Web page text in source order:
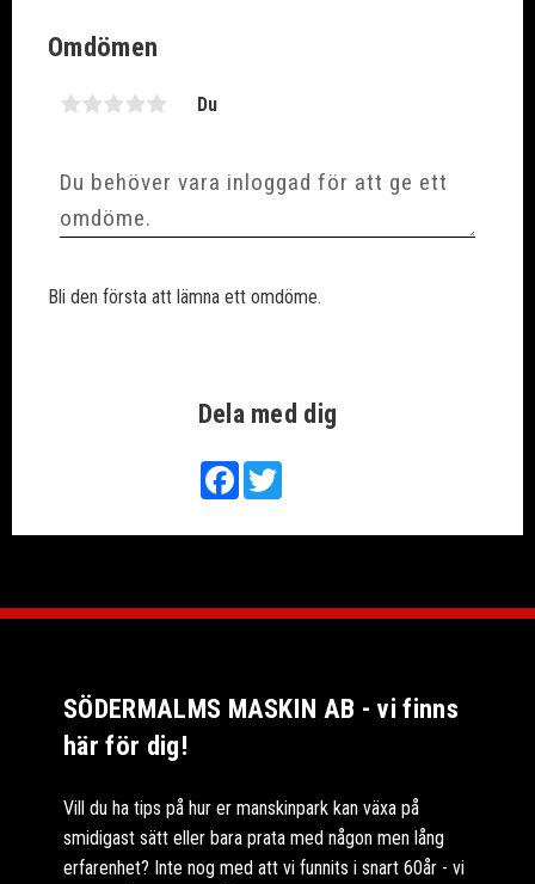
Dela med dig
FacebookTwitter
Omdömen
Du
Bli den första att lämna ett omdöme.
SÖDERMALMS MASKIN AB - vi finns
här för dig!
Vill du ha tips på hur er manskinpark kan växa på
smidigast sätt eller bara prata med någon men lång
erfarenhet? Inte nog med att vi funnits i snart 60år - vi